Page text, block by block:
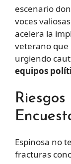
escenario
voces
acelera la
veterano que
urgiendo
equipos
Espinosa no
fracturas